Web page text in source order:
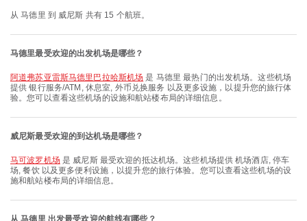
从 马德里 到 威尼斯 共有 15 个航班。
马德里最受欢迎的出发机场是哪些？
阿道弗苏亚雷斯马德里巴拉哈斯机场 是 马德里 最热门的出发机场。这些机场
提供 银行服务/ATM, 休息室, 外币兑换服务 以及更多设施，以提升您的旅行体
验。您可以查看这些机场的设施和航站楼布局的详细信息。
威尼斯最受欢迎的到达机场是哪些？
马可波罗机场是 威尼斯 最受欢迎的抵达机场。这些机场提供 机场酒店, 停车
场, 餐饮 以及更多便利设施，以提升您的旅行体验。您可以查看这些机场的设
施和航站楼布局的详细信息。
从 马德里 出发最受欢迎的航线有哪些？